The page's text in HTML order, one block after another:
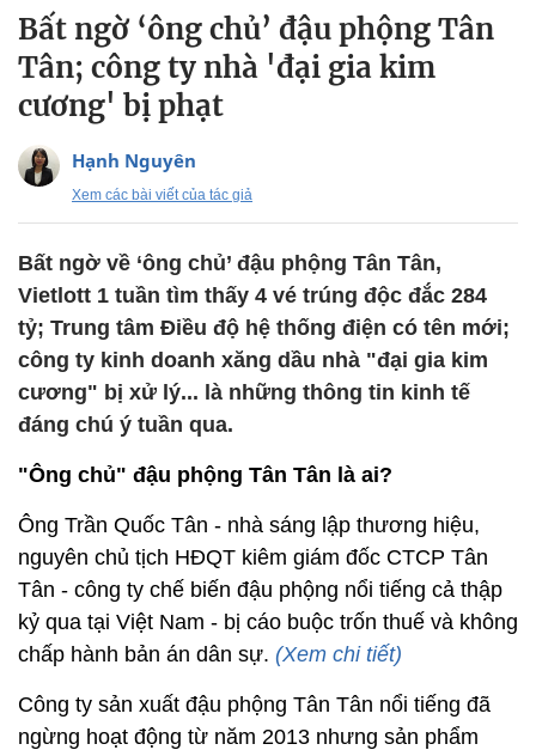
Bất ngờ ‘ông chủ’ đậu phộng Tân
Tân; công ty nhà 'đại gia kim
cương' bị phạt
Hạnh Nguyên
Xem các bài viết của tác giả
Bất ngờ về ‘ông chủ’ đậu phộng Tân Tân,
Vietlott 1 tuần tìm thấy 4 vé trúng độc đắc 284
tỷ; Trung tâm Điều độ hệ thống điện có tên mới;
công ty kinh doanh xăng dầu nhà "đại gia kim
cương" bị xử lý... là những thông tin kinh tế
đáng chú ý tuần qua.
"Ông chủ" đậu phộng Tân Tân là ai?
Ông Trần Quốc Tân - nhà sáng lập thương hiệu,
nguyên chủ tịch HĐQT kiêm giám đốc CTCP Tân
Tân - công ty chế biến đậu phộng nổi tiếng cả thập
kỷ qua tại Việt Nam - bị cáo buộc trốn thuế và không
chấp hành bản án dân sự. (Xem chi tiết)
Công ty sản xuất đậu phộng Tân Tân nổi tiếng đã
ngừng hoạt động từ năm 2013 nhưng sản phẩm